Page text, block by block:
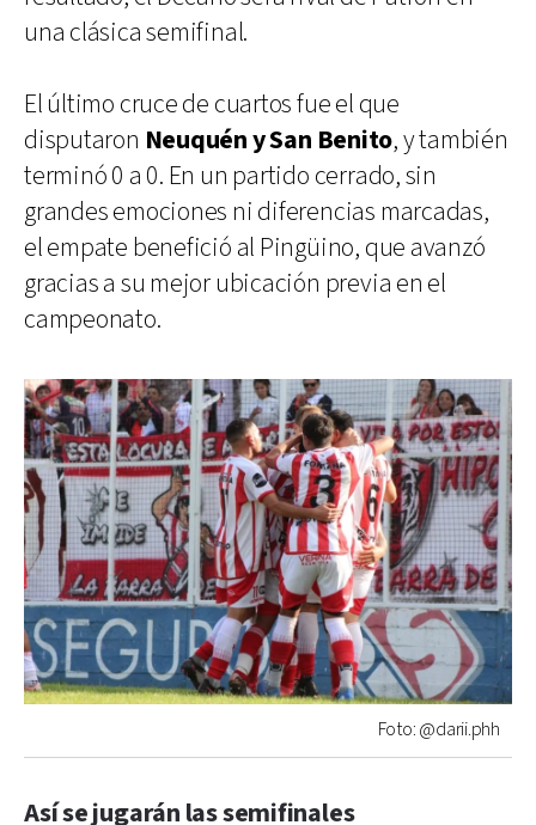
una clásica semifinal.
El último cruce de cuartos fue el que
disputaron Neuquén y San Benito, y también
terminó 0 a 0. En un partido cerrado, sin
grandes emociones ni diferencias marcadas,
el empate benefició al Pingüino, que avanzó
gracias a su mejor ubicación previa en el
campeonato.
Foto: @darii.phh
Así se jugarán las semifinales